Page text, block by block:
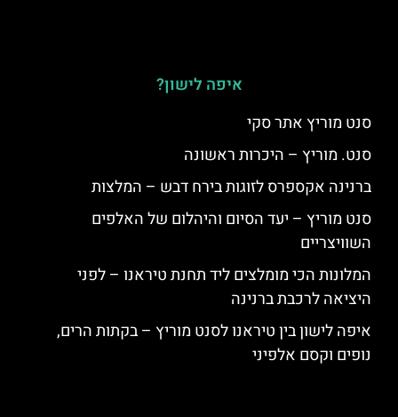
איפה לישון?
סנט מוריץ אתר סקי
סנט. מוריץ – היכרות ראשונה
ברנינה אקספרס לזוגות בירח דבש – המלצות
סנט מוריץ – יעד הסיום והיהלום של האלפים
השוויצריים
המלונות הכי מומלצים ליד תחנת טיראנו – לפני
היציאה לרכבת ברנינה
איפה לישון בין טיראנו לסנט מוריץ – בקתות הרים,
נופים וקסם אלפיני